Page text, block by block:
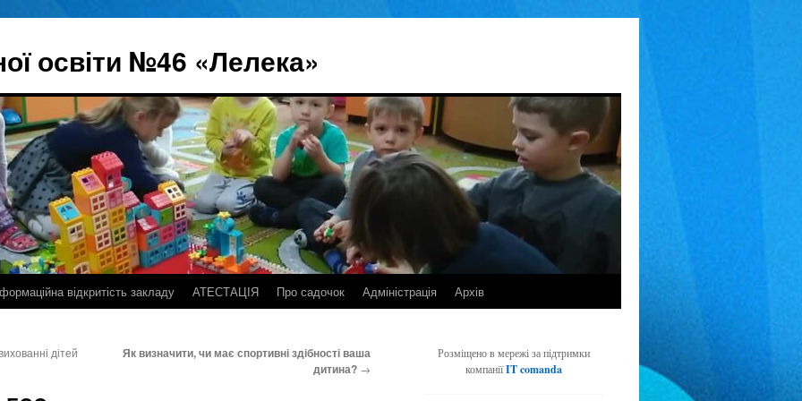
освіти №46 «Лелека»
відкритість закладу АТЕСТАЦІЯ Про садочок Адміністрація Архів
дітей
Як визначити, чи має спортивні здібності ваша
дитина? →
Розміщено в мережі за підтримки
компаніїIT comanda